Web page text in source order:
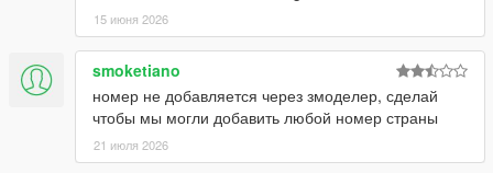
15 июня 2026
smoketiano
номер не добавляется через змоделер, сделай
чтобы мы могли добавить любой номер страны
21 июля 2026